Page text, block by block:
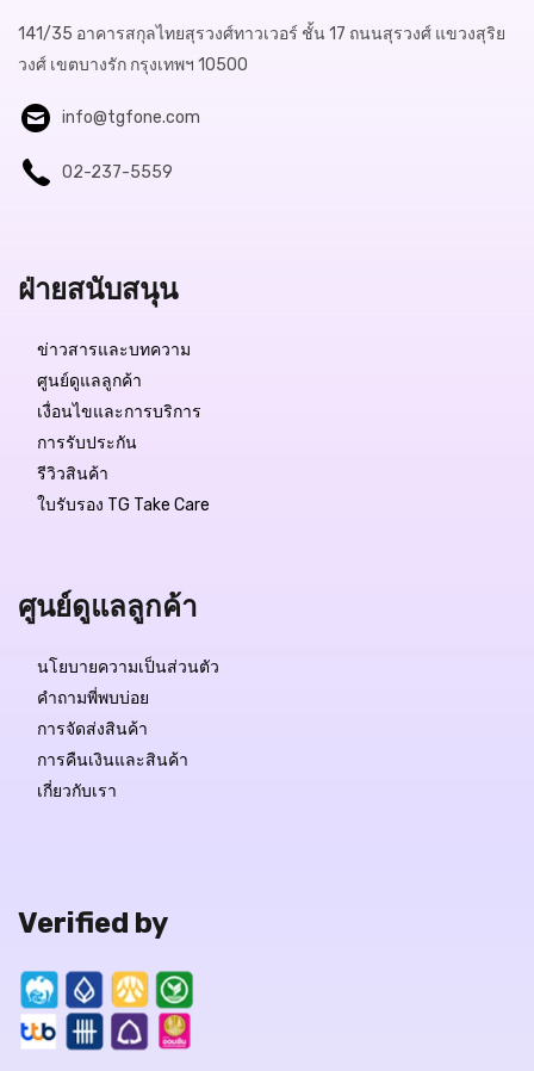
141/35 อาคารสกุลไทยสุรวงศ์ทาวเวอร์ ชั้น 17 ถนนสุรวงศ์ แขวงสุริย
วงศ์ เขตบางรัก กรุงเทพฯ 10500
info@tgfone.com
02-237-5559
ฝ่ายสนับสนุน
ข่าวสารและบทความ
ศูนย์ดูแลลูกค้า
เงื่อนไขและการบริการ
การรับประกัน
รีวิวสินค้า
ใบรับรอง TG Take Care
ศูนย์ดูแลลูกค้า
นโยบายความเป็นส่วนตัว
คำถามพี่พบบ่อย
การจัดส่งสินค้า
การคืนเงินและสินค้า
เกี่ยวกับเรา
Verified by